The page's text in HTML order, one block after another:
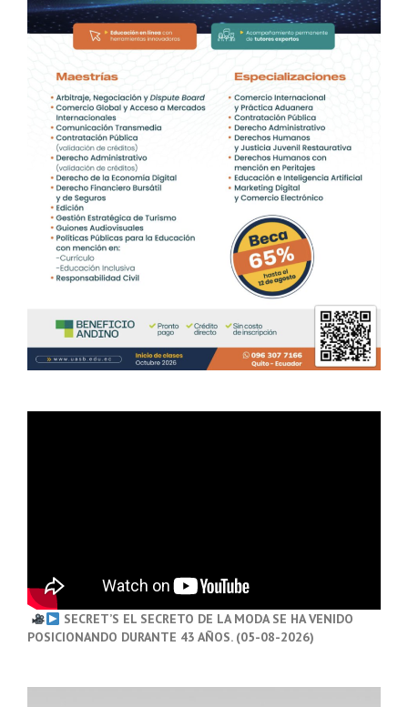
SECRET’S EL SECRETO DE LA MODA SE HA VENIDO
POSICIONANDO DURANTE 43 AÑOS. (05-08-2026)